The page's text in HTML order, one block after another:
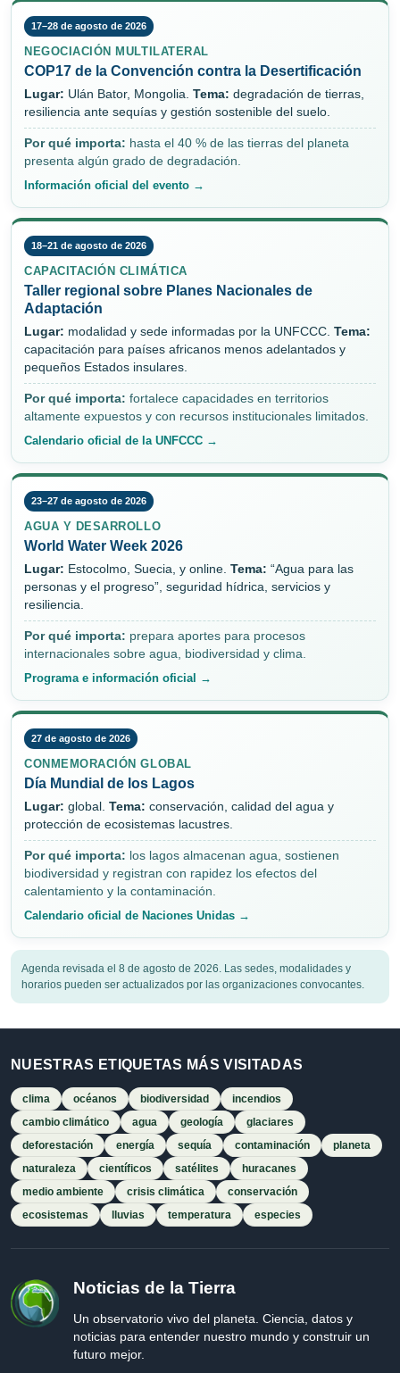
17–28 de agosto de 2026
NEGOCIACIÓN MULTILATERAL
COP17 de la Convención contra la Desertificación
Lugar: Ulán Bator, Mongolia. Tema: degradación de tierras,
resiliencia ante sequías y gestión sostenible del suelo.
Por qué importa: hasta el 40 % de las tierras del planeta
presenta algún grado de degradación.
Información oficial del evento →
18–21 de agosto de 2026
CAPACITACIÓN CLIMÁTICA
Taller regional sobre Planes Nacionales de
Adaptación
Lugar: modalidad y sede informadas por la UNFCCC. Tema:
capacitación para países africanos menos adelantados y
pequeños Estados insulares.
Por qué importa: fortalece capacidades en territorios
altamente expuestos y con recursos institucionales limitados.
Calendario oficial de la UNFCCC →
23–27 de agosto de 2026
AGUA Y DESARROLLO
World Water Week 2026
Lugar: Estocolmo, Suecia, y online. Tema: “Agua para las
personas y el progreso”, seguridad hídrica, servicios y
resiliencia.
Por qué importa: prepara aportes para procesos
internacionales sobre agua, biodiversidad y clima.
Programa e información oficial →
27 de agosto de 2026
CONMEMORACIÓN GLOBAL
Día Mundial de los Lagos
Lugar: global. Tema: conservación, calidad del agua y
protección de ecosistemas lacustres.
Por qué importa: los lagos almacenan agua, sostienen
biodiversidad y registran con rapidez los efectos del
calentamiento y la contaminación.
Calendario oficial de Naciones Unidas →
Agenda revisada el 8 de agosto de 2026. Las sedes, modalidades y
horarios pueden ser actualizados por las organizaciones convocantes.
NUESTRAS ETIQUETAS MÁS VISITADAS
clima océanos biodiversidad
incendios
cambio climático
agua geología
glaciares
deforestación
energía sequía contaminación
planeta
naturaleza
científicos satélites
huracanes
medio ambiente
crisis climática
conservación
ecosistemas
lluvias temperatura especies
Noticias de la Tierra
Un observatorio vivo del planeta. Ciencia, datos y
noticias para entender nuestro mundo y construir un
futuro mejor.